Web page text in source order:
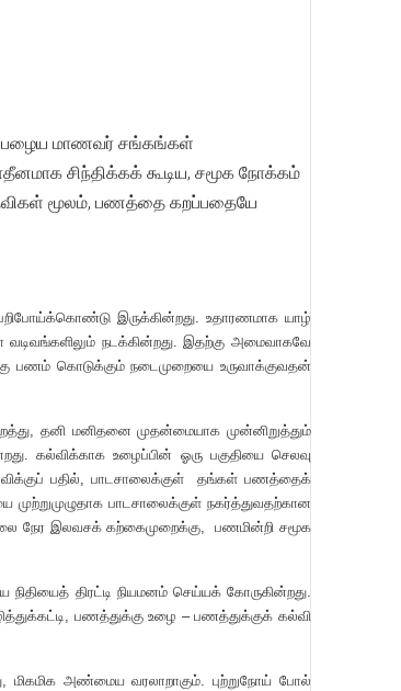
பழைய மாணவர் சங்கங்கள்
சிந்திக்கக் கூடிய, சமூக நோக்கம்
மூலம், பணத்தை கறப்பதையே
இருக்கின்றது. உதாரணமாக யாழ்
நடக்கின்றது. இதற்கு அமைவாகவே
பணம் கொடுக்கும் நடைமுறையை உருவாக்குவதன்
தனி மனிதனை முதன்மையாக முன்னிறுத்தும்
கல்விக்காக உழைப்பின் ஓரு பகுதியை செலவு
பதில், பாடசாலைக்குள் தங்கள் பணத்தைக்
பாடசாலைக்குள் நகர்த்துவதற்கான
நேர இலவசக் கற்கைமுறைக்கு, பணமின்றி சமூக
திரட்டி நியமனம் செய்யக் கோருகின்றது.
பணத்துக்கு உழை – பணத்துக்குக் கல்வி
அண்மைய வரலாறாகும். புற்றுநோய் போல்